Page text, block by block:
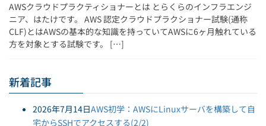
AWSクラウドプラクティショナーとは とらくらのインフラエンジ
ニア、はたけです。 AWS 認定クラウドプラクショナー試験(通称
CLF)とはAWSの基本的な知識を持っていてAWSに6ヶ月触れている
方を対象とする試験です。 […]
新着記事
2026年7月14日AWS初学：AWSにLinuxサーバを構築して自
宅からSSHでアクセスする(2/2)